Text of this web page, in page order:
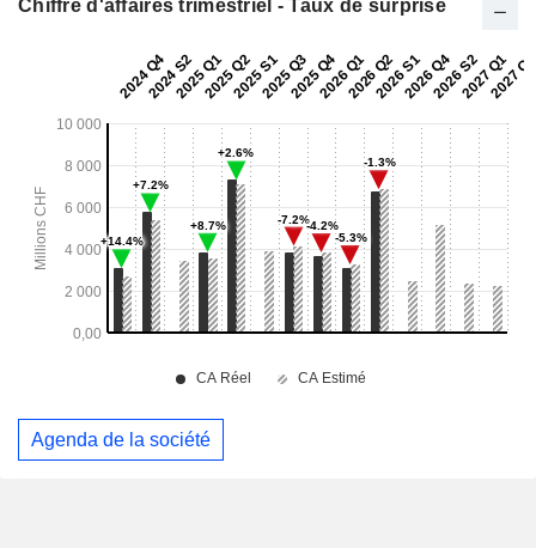
Chiffre d'affaires trimestriel - Taux de surprise
Agenda de la société